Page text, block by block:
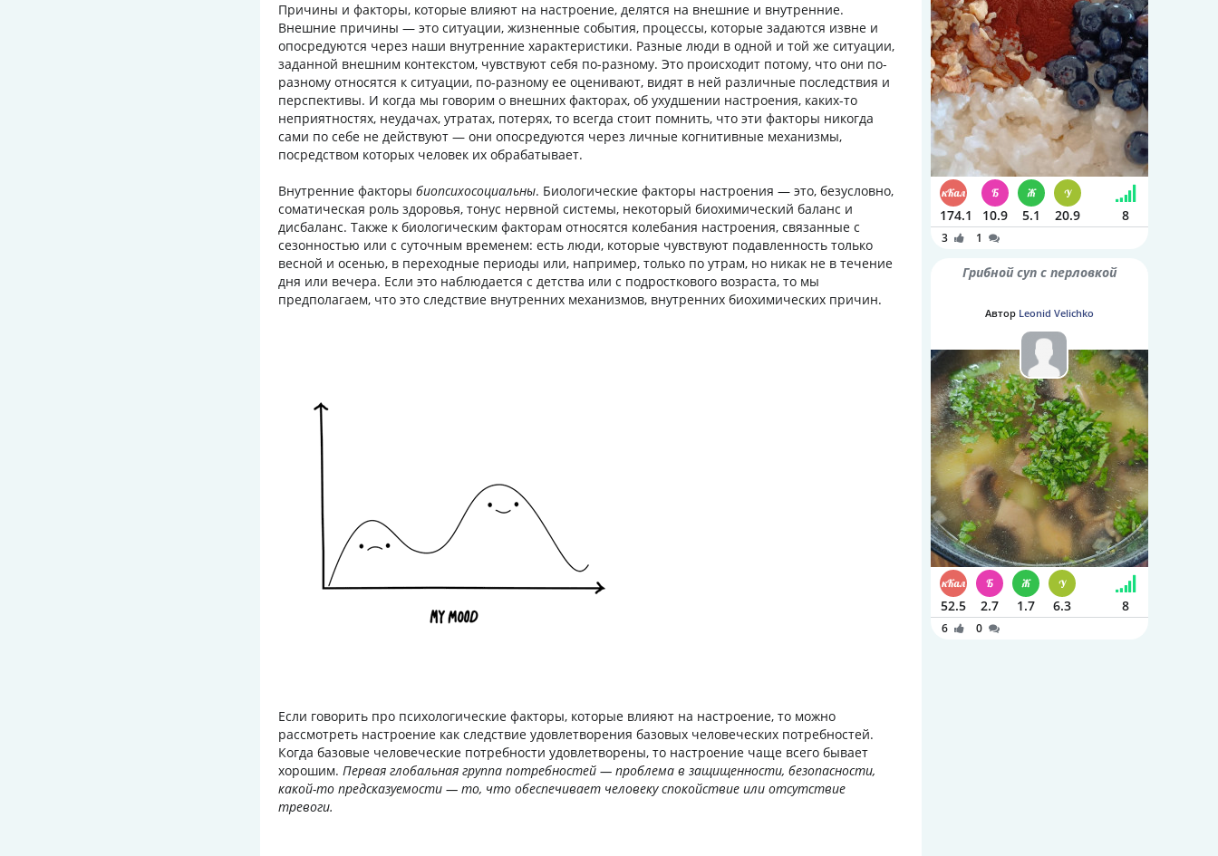
Причины и факторы, которые влияют на настроение, делятся на внешние и внутренние.
Внешние причины — это ситуации, жизненные события, процессы, которые задаются извне и
опосредуются через наши внутренние характеристики. Разные люди в одной и той же ситуации,
заданной внешним контекстом, чувствуют себя по-разному. Это происходит потому, что они по-
разному относятся к ситуации, по-разному ее оценивают, видят в ней различные последствия и
перспективы. И когда мы говорим о внешних факторах, об ухудшении настроения, каких-то
неприятностях, неудачах, утратах, потерях, то всегда стоит помнить, что эти факторы никогда
сами по себе не действуют — они опосредуются через личные когнитивные механизмы,
посредством которых человек их обрабатывает.
Внутренние факторы биопсихосоциальны. Биологические факторы настроения — это, безусловно,
соматическая роль здоровья, тонус нервной системы, некоторый биохимический баланс и
дисбаланс. Также к биологическим факторам относятся колебания настроения, связанные с
сезонностью или с суточным временем: есть люди, которые чувствуют подавленность только
весной и осенью, в переходные периоды или, например, только по утрам, но никак не в течение
дня или вечера. Если это наблюдается с детства или с подросткового возраста, то мы
предполагаем, что это следствие внутренних механизмов, внутренних биохимических причин.
Если говорить про психологические факторы, которые влияют на настроение, то можно
рассмотреть настроение как следствие удовлетворения базовых человеческих потребностей.
Когда базовые человеческие потребности удовлетворены, то настроение чаще всего бывает
хорошим. Первая глобальная группа потребностей — проблема в защищенности, безопасности,
какой-то предсказуемости — то, что обеспечивает человеку спокойствие или отсутствие
тревоги.
174.1 10.9 5.1 20.9 8
3 1
Грибной суп с перловкой
Автор Leonid Velichko
52.5 2.7 1.7 6.3 8
6 0